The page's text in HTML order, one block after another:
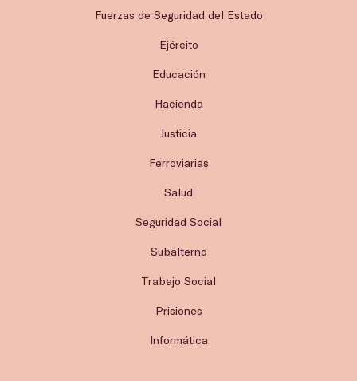
Fuerzas de Seguridad del Estado
Ejército
Educación
Hacienda
Justicia
Ferroviarias
Salud
Seguridad Social
Subalterno
Trabajo Social
Prisiones
Informática